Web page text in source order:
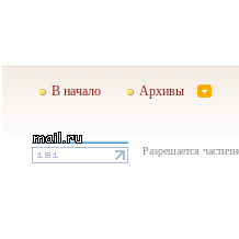
В начало Архивы
Разрешается